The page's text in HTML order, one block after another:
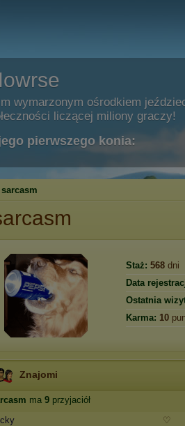
wymarzonym ośrodkiem
liczącej miliony graczy!
pierwszego konia:
sarcasm
Staż: 568 dni
Data
Ostatnia
Karma: 10
Znajomi
ma 9 przyjaciół
♡